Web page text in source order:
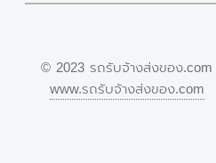
© 2023 รถรับจ้างส่งของ.com
www.รถรับจ้างส่งของ.com